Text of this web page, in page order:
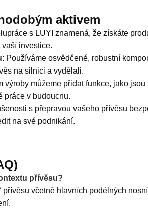
aktivem
s LUYI znamená, že získáte
investice.
: Používáme osvědčené, robustní
na silnici a vydělali.
výroby můžeme přidat funkce, jako
práce v budoucnu.
s přepravou vašeho přívěsu
na své podnikání.
přívěsu?
přívěsu včetně hlavních podélných